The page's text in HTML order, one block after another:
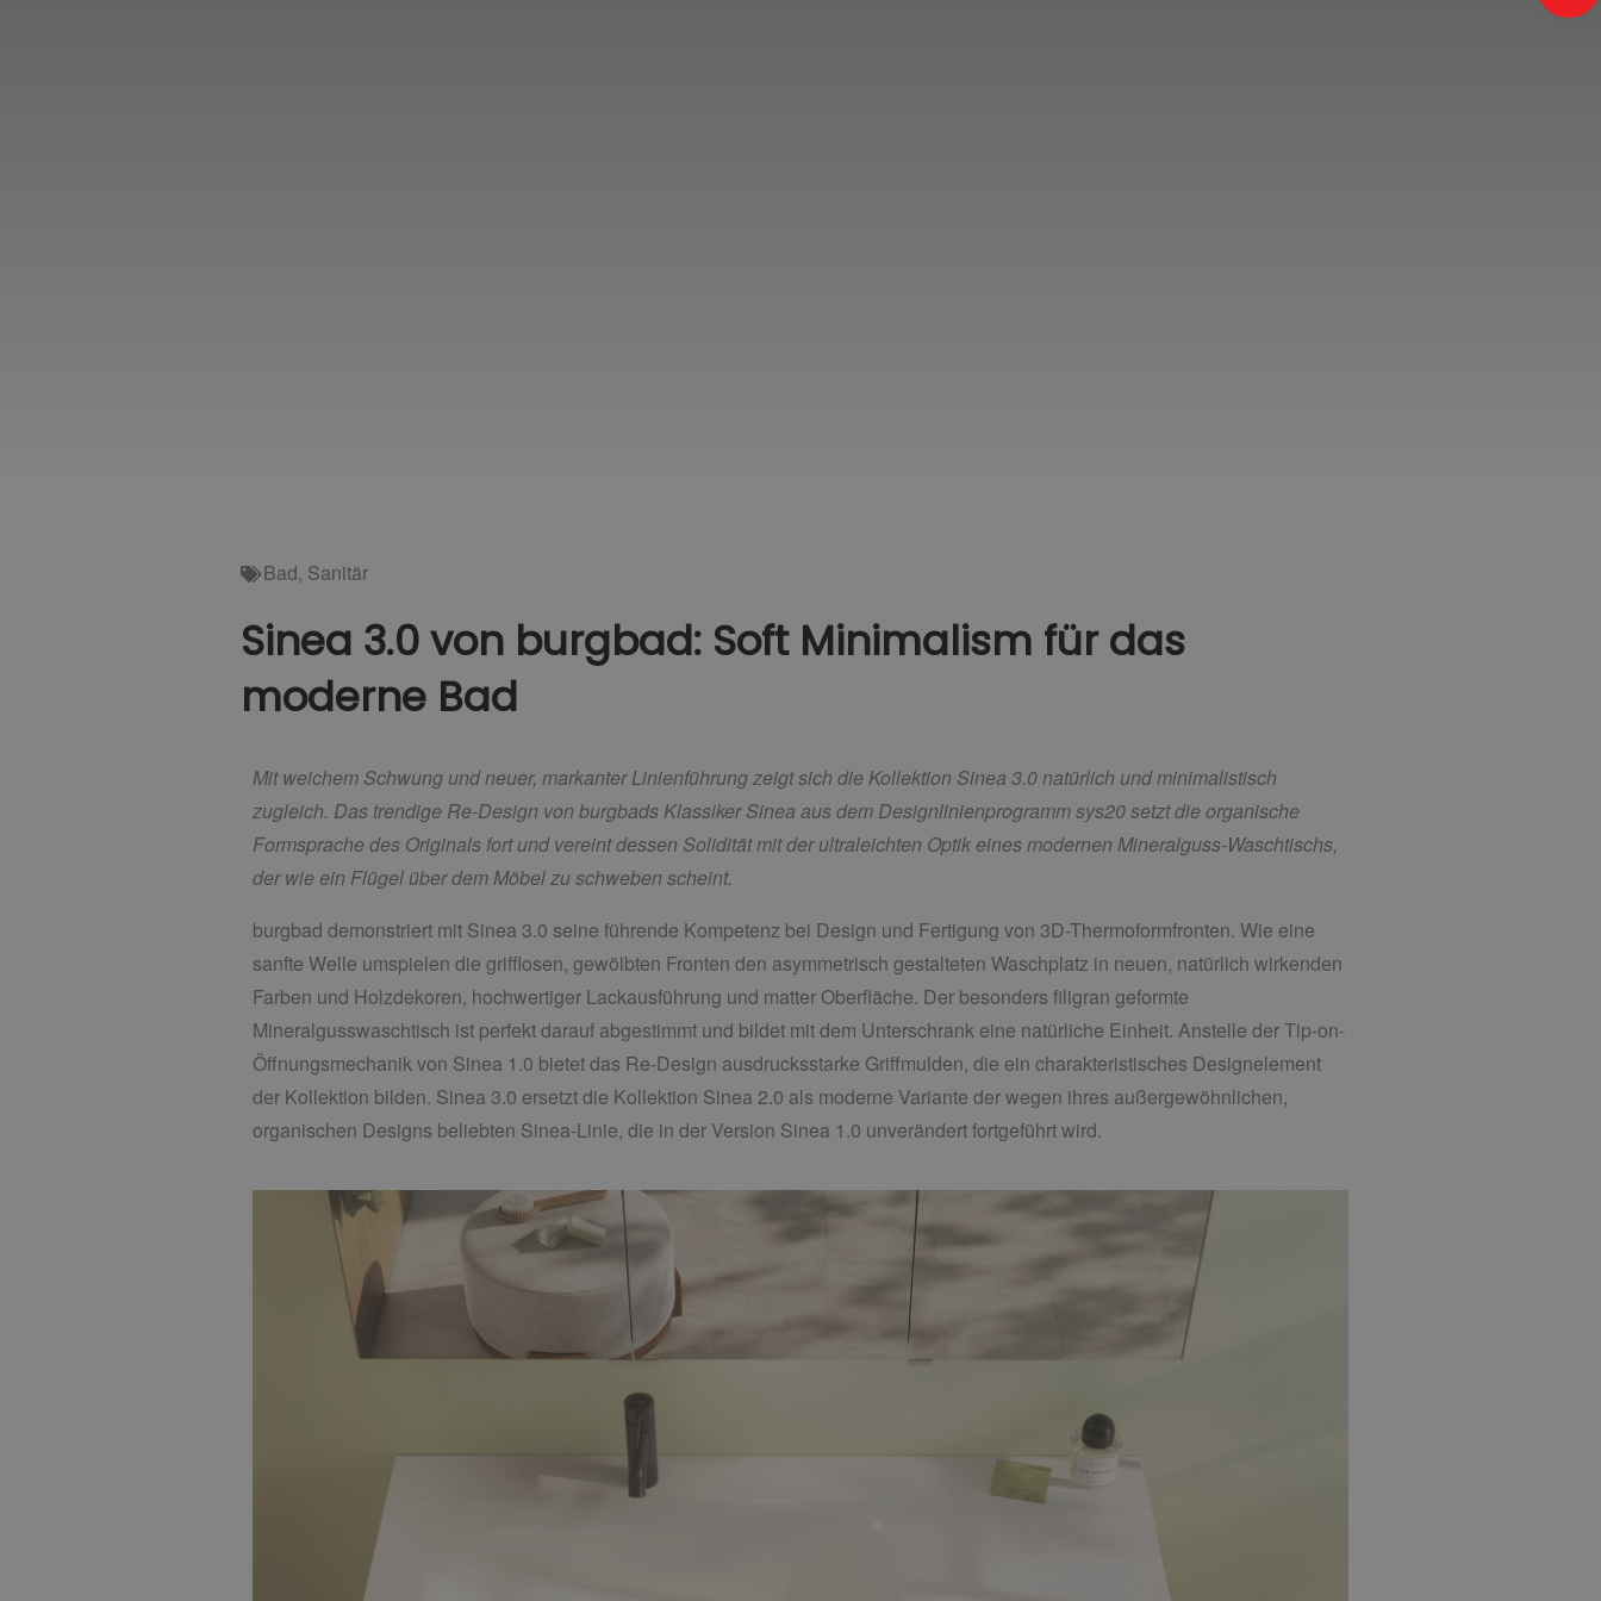
Bad, Sanitär
Sinea 3.0 von burgbad: Soft Minimalism für das
moderne Bad
Mit weichem Schwung und neuer, markanter Linienführung zeigt sich die Kollektion Sinea 3.0 natürlich und minimalistisch
zugleich. Das trendige Re-Design von burgbads Klassiker Sinea aus dem Designlinienprogramm sys20 setzt die organische
Formsprache des Originals fort und vereint dessen Solidität mit der ultraleichten Optik eines modernen Mineralguss-Waschtischs,
der wie ein Flügel über dem Möbel zu schweben scheint.
burgbad demonstriert mit Sinea 3.0 seine führende Kompetenz bei Design und Fertigung von 3D-Thermoformfronten. Wie eine
sanfte Welle umspielen die grifflosen, gewölbten Fronten den asymmetrisch gestalteten Waschplatz in neuen, natürlich wirkenden
Farben und Holzdekoren, hochwertiger Lackausführung und matter Oberfläche. Der besonders filigran geformte
Mineralgusswaschtisch ist perfekt darauf abgestimmt und bildet mit dem Unterschrank eine natürliche Einheit. Anstelle der Tip-on-
Öffnungsmechanik von Sinea 1.0 bietet das Re-Design ausdrucksstarke Griffmulden, die ein charakteristisches Designelement
der Kollektion bilden. Sinea 3.0 ersetzt die Kollektion Sinea 2.0 als moderne Variante der wegen ihres außergewöhnlichen,
organischen Designs beliebten Sinea-Linie, die in der Version Sinea 1.0 unverändert fortgeführt wird.